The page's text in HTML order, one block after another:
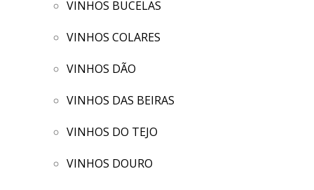
VINHOS BUCELAS
VINHOS COLARES
VINHOS DÃO
VINHOS DAS BEIRAS
VINHOS DO TEJO
VINHOS DOURO